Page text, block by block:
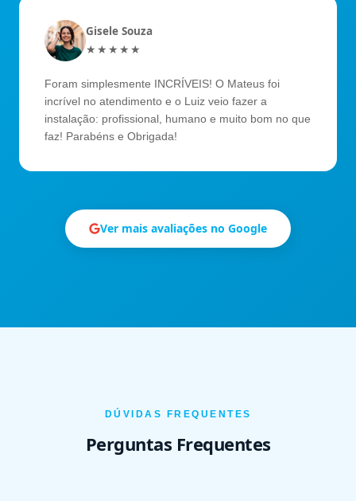
Gisele Souza
★★★★★
Foram simplesmente INCRÍVEIS! O Mateus foi
incrível no atendimento e o Luiz veio fazer a
instalação: profissional, humano e muito bom no que
faz! Parabéns e Obrigada!
Ver mais avaliações no Google
DÚVIDAS FREQUENTES
Perguntas Frequentes